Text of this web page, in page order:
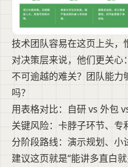
技术团队容易在这页上头，
对决策层来说，他们更关
不可逾越的难关？团队能
吗？
用表格对比：自研 vs 外包
关键风险：卡脖子环节、专
分阶段路线：演示规划、小
建议这页就是“能讲多直白